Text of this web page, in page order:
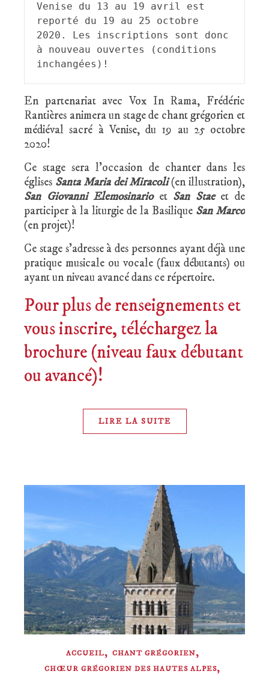
Venise du 13 au 19 avril est
reporté du 19 au 25 octobre
2020. Les inscriptions sont donc
à nouveau ouvertes (conditions
inchangées)!
En partenariat avec Vox In Rama, Frédéric
Rantières animera un stage de chant grégorien et
médiéval sacré à Venise, du 19 au 25 octobre
2020!
Ce stage sera l’occasion de chanter dans les
églises Santa Maria dei Miracoli(en illustration),
San Giovanni Elemosinarioet San Staeet de
participer à la liturgie de la Basilique San Marco
(en projet)!
Ce stage s’adresse à des personnes ayant déjà une
pratique musicale ou vocale (faux débutants) ou
ayant un niveau avancé dans ce répertoire.
Pour plus de renseignements et
vous inscrire, téléchargez la
brochure (niveau faux débutant
ou avancé)!
LIRE LA SUITE
ACCUEIL, CHANT GRÉGORIEN,
CHŒUR GRÉGORIEN DES HAUTES ALPES,